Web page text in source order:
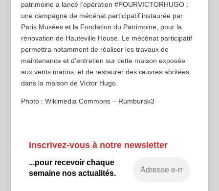
patrimoine a lancé l’opération #POURVICTORHUGO :
une campagne de mécénat participatif instaurée par
Paris Musées et la Fondation du Patrimoine, pour la
rénovation de Hauteville House. Le mécénat participatif
permettra notamment de réaliser les travaux de
maintenance et d’entretien sur cette maison exposée
aux vents marins, et de restaurer des œuvres abritées
dans la maison de Victor Hugo.
Photo : Wikimedia Commons – Rumburak3
Inscrivez-vous à notre newsletter
...pour recevoir chaque
semaine nos actualités.